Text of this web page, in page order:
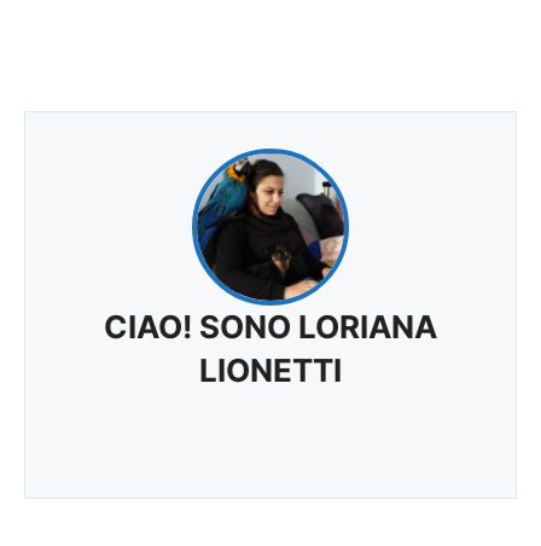
CIAO! SONO LORIANA
LIONETTI